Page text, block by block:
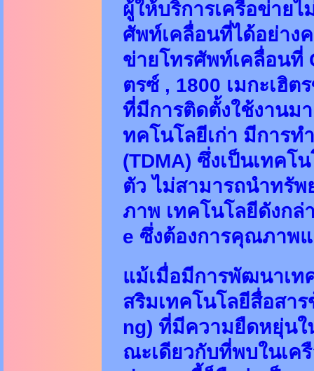
ผู้ให้บริการเครือข่าย
ศัพท์เคลื่อนที่ได้อย่าง
ข่ายโทรศัพท์เคลื่อนที่
ตรซ์ , 1800 เมกะเฮิต
ที่มีการติดตั้งใช้งานม
ทคโนโลยีเก่า มีการ
(TDMA) ซึ่งเป็นเทคโ
ตัว ไม่สามารถนำทรัพ
ภาพ เทคโนโลยีดังกล่
e ซึ่งต้องการคุณภาพ
แม้เมื่อมีการพัฒนาเท
สริมเทคโนโลยีสื่อสา
ng) ที่มีความยืดหยุ่นใ
ณะเดียวกับที่พบในเค